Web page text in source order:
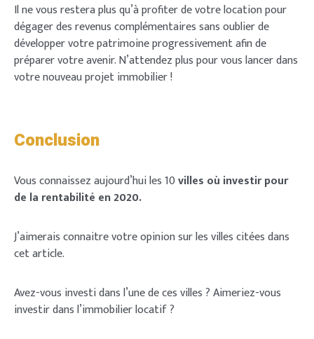
Il ne vous restera plus qu’à profiter de votre location pour
dégager des revenus complémentaires sans oublier de
développer votre patrimoine progressivement afin de
préparer votre avenir. N’attendez plus pour vous lancer dans
votre nouveau projet immobilier !
Conclusion
Vous connaissez aujourd’hui les 10villes où investir pour
de la rentabilité en 2020.
J’aimerais connaitre votre opinion sur les villes citées dans
cet article.
Avez-vous investi dans l’une de ces villes ? Aimeriez-vous
investir dans l’immobilier locatif ?